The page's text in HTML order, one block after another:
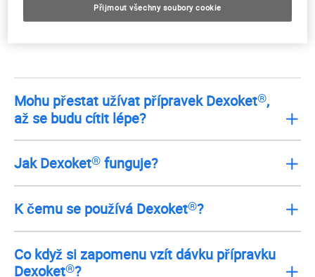
Často kladené dotazy
Mohu přestat užívat přípravek Dexoket®,
až se budu cítit lépe?
Jak Dexoket® funguje?
K čemu se používá Dexoket®?
Co když si zapomenu vzít dávku přípravku
Dexoket®?
Přijmout všechny soubory cookie